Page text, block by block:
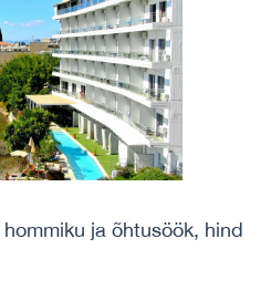
hommiku ja õhtusöök, hind